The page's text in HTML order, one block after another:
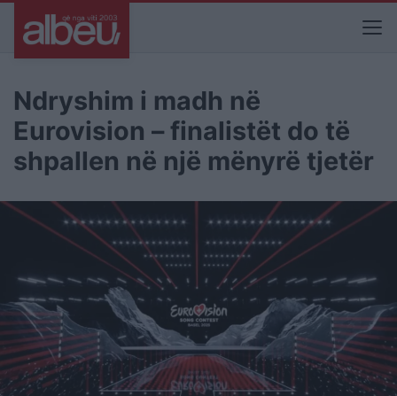
Ndryshim i madh në
Eurovision – finalistët do të
shpallen në një mënyrë tjetër